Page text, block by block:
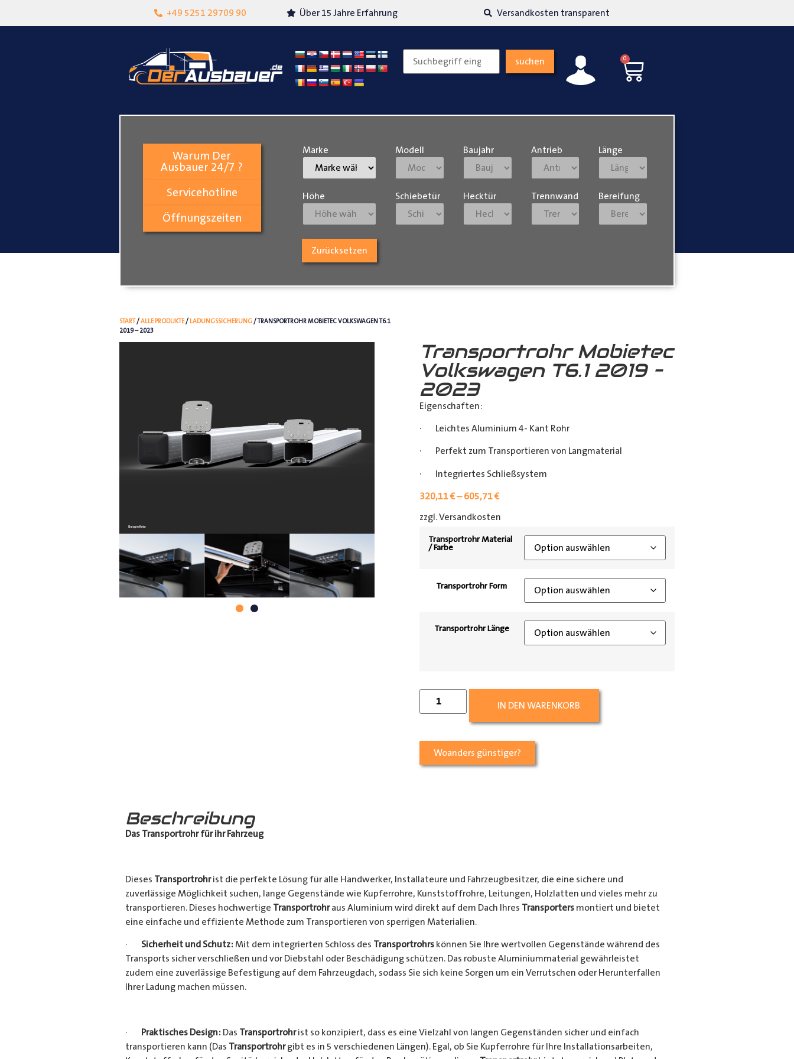
+49 5251 29709 90
Lokalgeschäft in Paderborn Über 15 Jahre Erfahrung Versandkosten transparent
suchen 0
Warum Der
Ausbauer 24/7 ?
Servicehotline
Öffnungszeiten
Marke Modell Baujahr Antrieb Länge
Höhe Schiebetür Hecktür Trennwand Bereifung
Zurücksetzen
START/ALLE PRODUKTE/ LADUNGSSICHERUNG/ TRANSPORTROHR MOBIETEC VOLKSWAGEN T6.1
2019 – 2023
Transportrohr Mobietec
Volkswagen T6.1 2019 –
2023
Eigenschaften:
· Leichtes Aluminium 4- Kant Rohr
· Perfekt zum Transportieren von Langmaterial
· Integriertes Schließsystem
320,11€–605,71€
zzgl. Versandkosten
Transportrohr Material
/ Farbe
Transportrohr Form
Transportrohr Länge
IN DEN WARENKORB
Woanders günstiger?
Beschreibung
Das Transportrohr für ihr Fahrzeug
Dieses Transportrohrist die perfekte Lösung für alle Handwerker, Installateure und Fahrzeugbesitzer, die eine sichere und
zuverlässige Möglichkeit suchen, lange Gegenstände wie Kupferrohre, Kunststoffrohre, Leitungen, Holzlatten und vieles mehr zu
transportieren. Dieses hochwertige Transportrohraus Aluminium wird direkt auf dem Dach Ihres Transportersmontiert und bietet
eine einfache und effiziente Methode zum Transportieren von sperrigen Materialien.
· Sicherheit und Schutz: Mit dem integrierten Schloss des Transportrohrskönnen Sie Ihre wertvollen Gegenstände während des
Transports sicher verschließen und vor Diebstahl oder Beschädigung schützen. Das robuste Aluminiummaterial gewährleistet
zudem eine zuverlässige Befestigung auf dem Fahrzeugdach, sodass Sie sich keine Sorgen um ein Verrutschen oder Herunterfallen
Ihrer Ladung machen müssen.
· Praktisches Design: Das Transportrohrist so konzipiert, dass es eine Vielzahl von langen Gegenständen sicher und einfach
transportieren kann (Das Transportrohrgibt es in 5 verschiedenen Längen). Egal, ob Sie Kupferrohre für Ihre Installationsarbeiten,